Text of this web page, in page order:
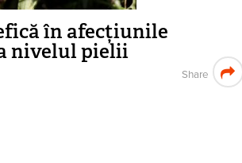
în afecțiunile
nivelul pielii
Share